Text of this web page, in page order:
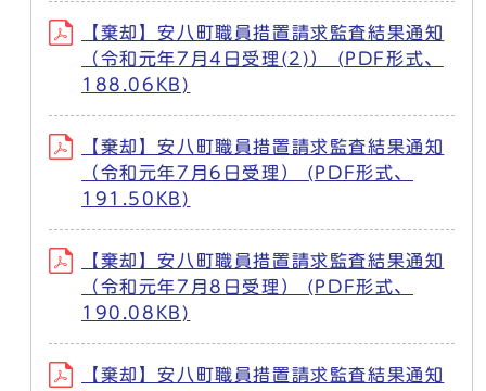
【棄却】安八町職員措置請求監査結果通知
（令和元年7月4日受理(2)） (PDF形式、
188.06KB)
【棄却】安八町職員措置請求監査結果通知
（令和元年7月6日受理） (PDF形式、
191.50KB)
【棄却】安八町職員措置請求監査結果通知
（令和元年7月8日受理） (PDF形式、
190.08KB)
【棄却】安八町職員措置請求監査結果通知